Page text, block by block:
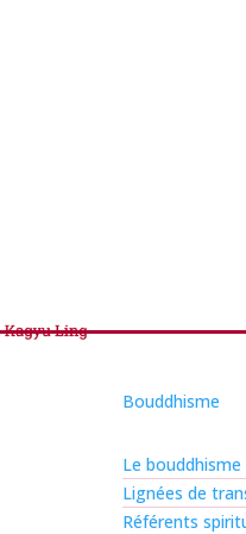
Bouddhisme
Le bouddhisme
Lignées de
Référents